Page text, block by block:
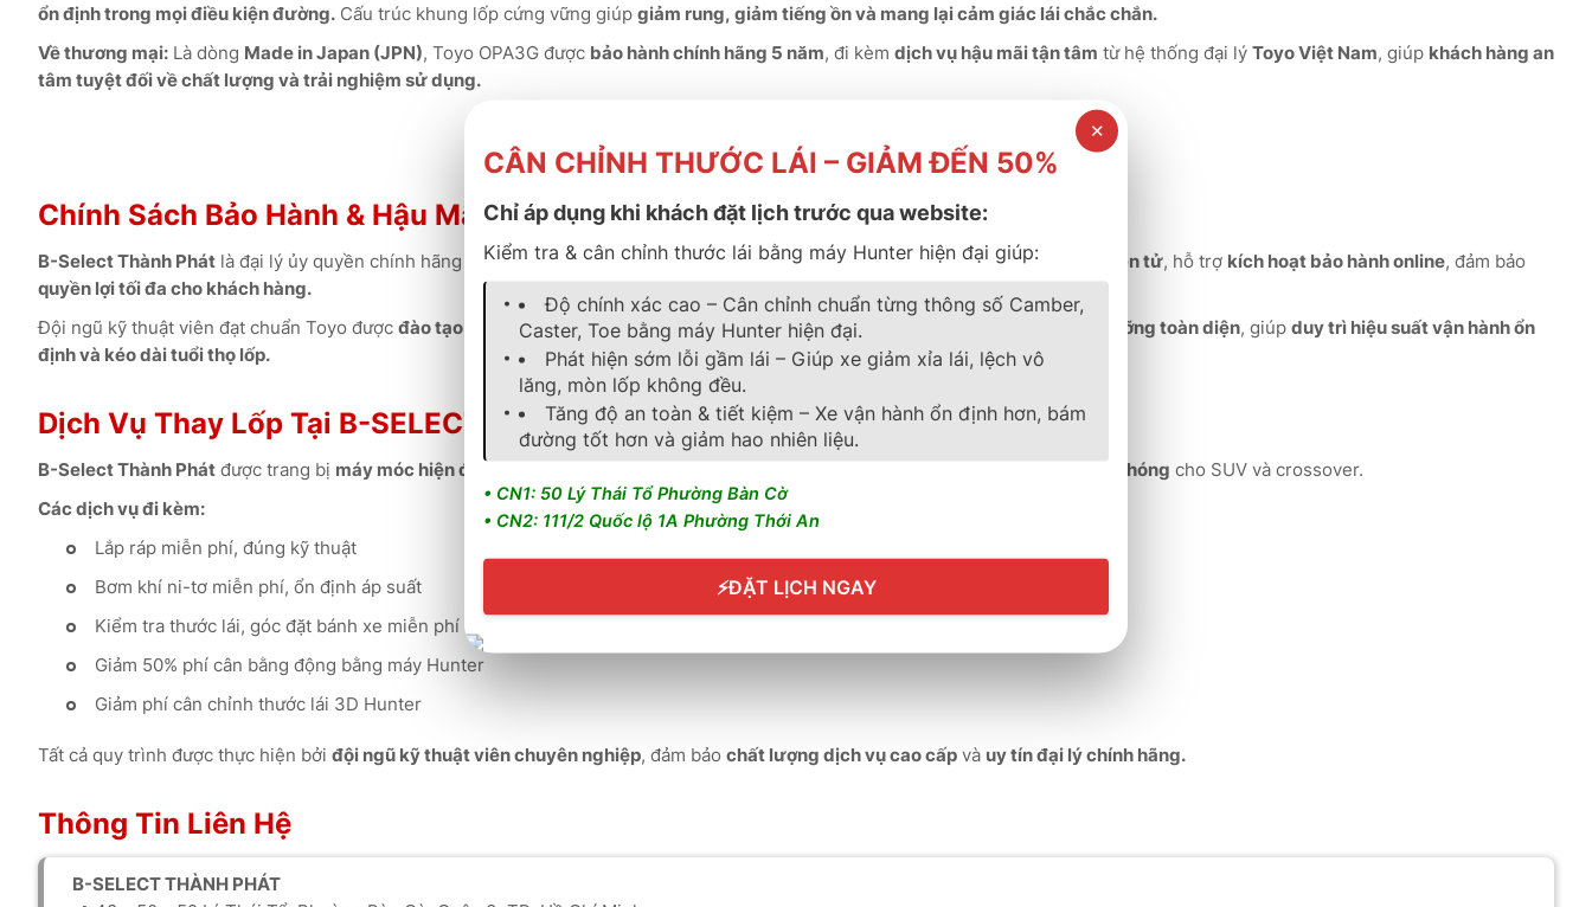
ổn định trong mọi điều kiện đường. Cấu trúc khung lốp cứng vững giúp giảm rung, giảm tiếng ồn và mang lại cảm giác lái chắc chắn.
Về thương mại: Là dòng Made in Japan (JPN), Toyo OPA3G được bảo hành chính hãng 5 năm, đi kèm dịch vụ hậu mãi tận tâm từ hệ thống đại lý Toyo Việt Nam, giúp khách hàng an
tâm tuyệt đối về chất lượng và trải nghiệm sử dụng.
Chất lượng Nhật Bản – Vận hành êm ái, bền bỉ và tiết kiệm nhiên liệu tối ưu.
Chính Sách Bảo Hành & Hậu Mãi Tại B-SELECT THÀNH PHÁT
B-Select Thành Phát là đại lý ủy quyền chính hãng củaToyo Tires Việt Nam , cung cấpsản phẩm nhập khẩu có phiếu bảo hành điện tử, hỗ trợ kích hoạt bảo hành online, đảm bảo
quyền lợi tối đa cho khách hàng.
Đội ngũ kỹ thuật viên đạt chuẩn Toyo được đào tạo bài bản, luôn sẵn sàngkiểm tra định kỳ, cân chỉnh góc đặt bánh xe và bảo dưỡng toàn diện, giúp duy trì hiệu suất vận hành ổn
định và kéo dài tuổi thọ lốp.
Dịch Vụ Thay Lốp Tại B-SELECT THÀNH PHÁT
B-Select Thành Phát được trang bị máy móc hiện đại đạt chuẩn quốc tế chính xác – an toàn – nhanh chóng cho SUV và crossover.
Các dịch vụ đi kèm:
Lắp ráp miễn phí, đúng kỹ thuật
Bơm khí ni-tơ miễn phí, ổn định áp suất
Kiểm tra thước lái, góc đặt bánh xe miễn phí
Giảm 50% phí cân bằng động bằng máy Hunter
Giảm phí cân chỉnh thước lái 3D Hunter
Tất cả quy trình được thực hiện bởi đội ngũ kỹ thuật viên chuyên nghiệp, đảm bảo chất lượng dịch vụ cao cấp và uy tín đại lý chính hãng.
Thông Tin Liên Hệ
B-SELECT THÀNH PHÁT
✕
CÂN CHỈNH THƯỚC LÁI – GIẢM ĐẾN 50%
Chỉ áp dụng khi khách đặt lịch trước qua website:
Kiểm tra & cân chỉnh thước lái bằng máy Hunter hiện đại giúp:
Độ chính xác cao – Cân chỉnh chuẩn từng thông số Camber,
Caster, Toe bằng máy Hunter hiện đại.
Phát hiện sớm lỗi gầm lái – Giúp xe giảm xỉa lái, lệch vô
lăng, mòn lốp không đều.
Tăng độ an toàn & tiết kiệm – Xe vận hành ổn định hơn, bám
đường tốt hơn và giảm hao nhiên liệu.
• CN1: 50 Lý Thái Tổ Phường Bàn Cờ
• CN2: 111/2 Quốc lộ 1A Phường Thới An
⚡ĐẶT LỊCH NGAY